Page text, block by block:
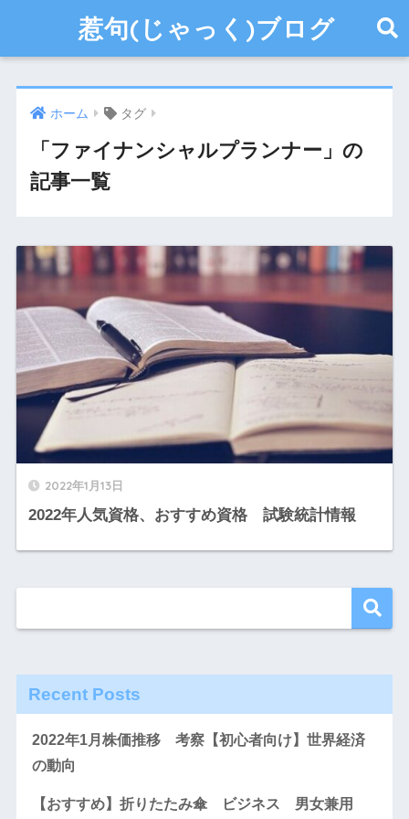
惹句(じゃっく)ブログ
ホーム タグ
「ファイナンシャルプランナー」の
記事一覧
2022年1月13日
2022年人気資格、おすすめ資格 試験統計情報
Recent Posts
2022年1月株価推移 考察【初心者向け】世界経済
の動向
【おすすめ】折りたたみ傘 ビジネス 男女兼用